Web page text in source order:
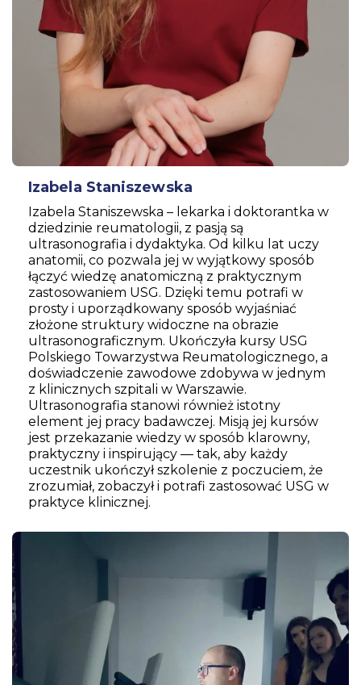
Izabela Staniszewska
Izabela Staniszewska – lekarka i doktorantka w
dziedzinie reumatologii, z pasją są
ultrasonografia i dydaktyka. Od kilku lat uczy
anatomii, co pozwala jej w wyjątkowy sposób
łączyć wiedzę anatomiczną z praktycznym
zastosowaniem USG. Dzięki temu potrafi w
prosty i uporządkowany sposób wyjaśniać
złożone struktury widoczne na obrazie
ultrasonograficznym. Ukończyła kursy USG
Polskiego Towarzystwa Reumatologicznego, a
doświadczenie zawodowe zdobywa w jednym
z klinicznych szpitali w Warszawie.
Ultrasonografia stanowi również istotny
element jej pracy badawczej. Misją jej kursów
jest przekazanie wiedzy w sposób klarowny,
praktyczny i inspirujący — tak, aby każdy
uczestnik ukończył szkolenie z poczuciem, że
zrozumiał, zobaczył i potrafi zastosować USG w
praktyce klinicznej.